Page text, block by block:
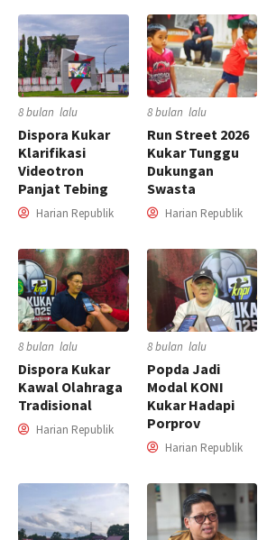
8 bulan lalu
Dispora Kukar
Klarifikasi
Videotron
Panjat Tebing
Harian Republik
8 bulan lalu
Run Street 2026
Kukar Tunggu
Dukungan
Swasta
Harian Republik
8 bulan lalu
Dispora Kukar
Kawal Olahraga
Tradisional
Harian Republik
8 bulan lalu
Popda Jadi
Modal KONI
Kukar Hadapi
Porprov
Harian Republik